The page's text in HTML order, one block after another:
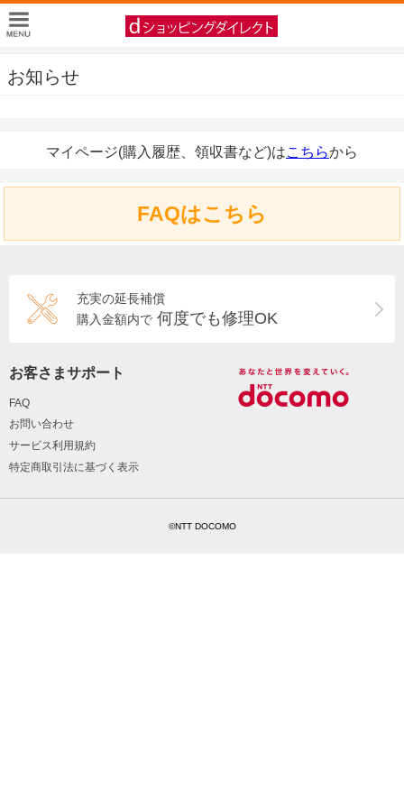
お知らせ
マイページ(購入履歴、領収書など)はこちらから
FAQはこちら
充実の延長補償
購入金額内で 何度でも修理OK
お客さまサポート
FAQ
お問い合わせ
サービス利用規約
特定商取引法に基づく表示
©NTT DOCOMO